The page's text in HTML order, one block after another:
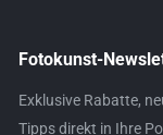
Fotokunst-
Exklusive Rabatte,
Tipps direkt in Ihre